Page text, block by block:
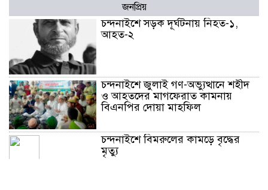
জনপ্রিয়
চন্দনাইশে সড়ক দূর্ঘটনায় নিহত-১,
আহত-২
চন্দনাইশে জুলাই গণ-অভ্যুত্থানে শহীদ
ও আহতদের মাগফেরাত কামনায়
বিএনপির দোয়া মাহফিল
চন্দনাইশে বিমরুলের কামড়ে বৃদ্ধের
মৃত্যু